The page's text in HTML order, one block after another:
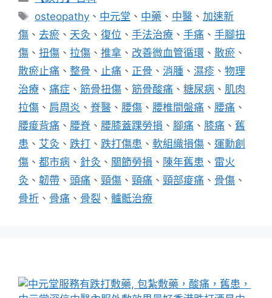
標
籤
osteopathy 、 中元堂 、 中藥 、 中醫 、加速新
傷 、 去瘀 、 天灸 、 復位 、 手法治療 、 手痛 、 手腳扭
傷 、 扭傷 、 拉傷 、 推拿 、 改善微血管循環 、 散瘀 、
散瘀止痛 、 整骨 、 止痛 、 正骨 、 消腫 、 濕疹 、 物理
治療 、 痛症 、 筋骨扭傷 、 筋骨酸痛 、 糖尿病 、 肌肉
拉傷 、 肩周炎 、 脊醫 、 腰傷 、 腰椎間盤痛 、 腰痛 、
腰痠背痛 、 腰脊 、 腰膝蓋踝勞損 、 腳痛 、 膝痛 、 舊
患 、 艾灸 、 跌打 、 跌打傷患 、 軟組織損傷 、 運勳創
傷 、 都市病 、 針灸 、 關節勞損 、 陳年舊患 、 雷火
灸 、 韌帶 、 頭痛 、 頸傷 、 頸痛 、 頸部痠痛 、 骨傷 、
骨折 、 骨痛 、 骨裂 、 髗骶治療